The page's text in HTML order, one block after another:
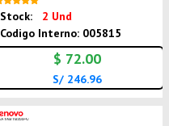
Stock:
2 Und
Codigo Interno: 005815
$ 72.00
S/ 246.96